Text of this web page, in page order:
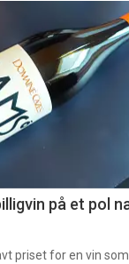
på et pol
priset for en vin